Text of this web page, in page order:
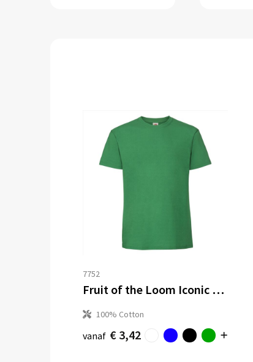
7752
Fruit of the Loom Iconic 195 T
100% Cotton
vanaf € 3,42